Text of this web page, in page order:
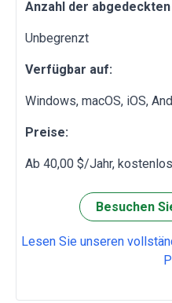
Anzahl der
Unbegrenzt
Verfügbar auf:
Windows, macOS, iOS,
Preise:
Ab 40,00 $/Jahr,
Besuchen
Lesen Sie unseren